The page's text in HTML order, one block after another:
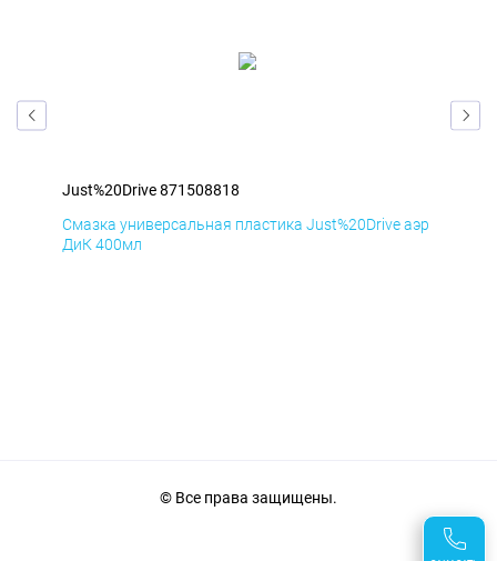
Just%20Drive 871508818
Смазка универсальная пластика Just%20Drive аэр
ДиК 400мл
© Все права защищены.